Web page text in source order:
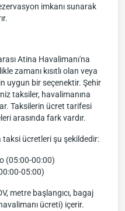
imkanı sunarak
Atina Havalimanı'na
zamanı kısıtlı olan veya
uygun bir seçenektir. Şehir
taksiler, havalimanına
Taksilerin ücret tarifesi
arasında fark vardır.
taksi ücretleri şu şekildedir:
(05:00-00:00)
05:00)
metre başlangıcı, bagaj
ücreti) içerir.